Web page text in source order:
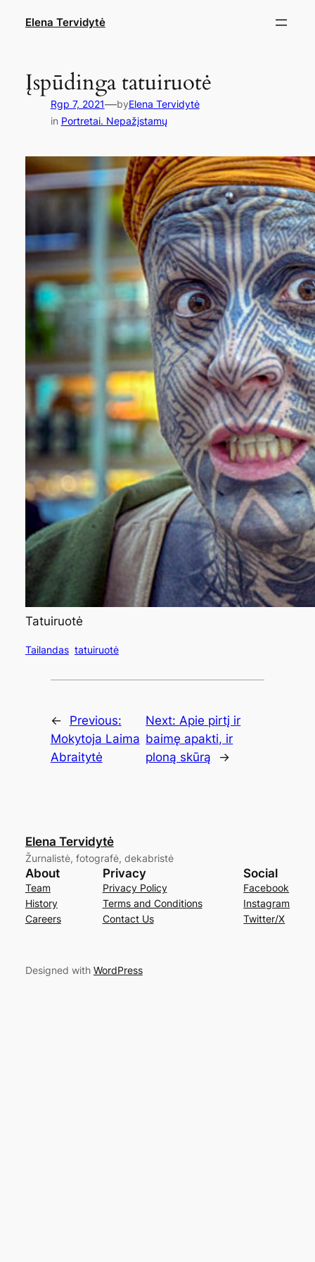
Elena Tervidytė
Įspūdinga tatuiruotė
Rgp 7, 2021—byElena Tervidytė
in Portretai. Nepažįstamų
Tatuiruotė
Tailandas tatuiruotė
←
Previous:
Mokytoja Laima
Abraitytė
Next:Apie pirtį ir
baimę apakti, ir
ploną skūrą
→
Elena Tervidytė
Žurnalistė, fotografė, dekabristė
About
Team
History
Careers
Privacy
Privacy Policy
Terms and Conditions
Contact Us
Social
Facebook
Instagram
Twitter/X
Designed with WordPress